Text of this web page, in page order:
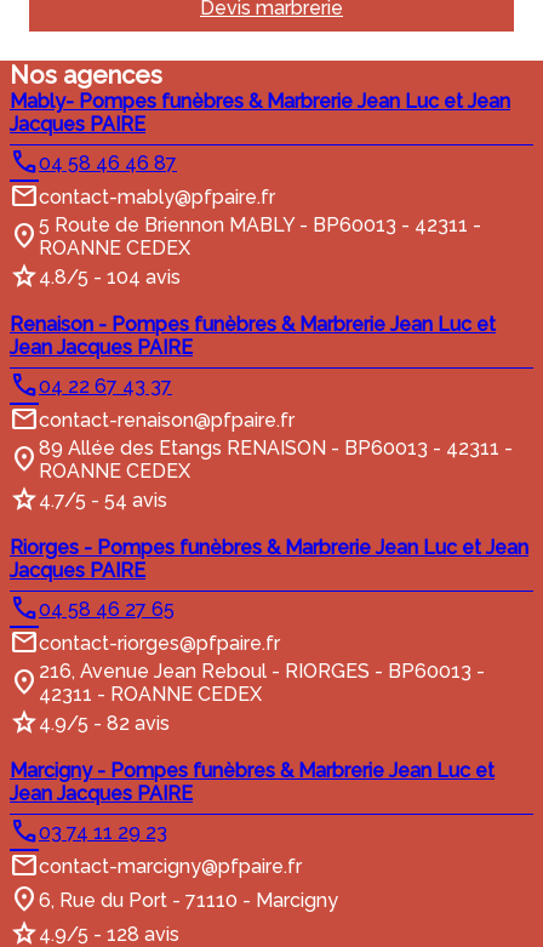
Devis marbrerie
Nos agences
Mably- Pompes funèbres & Marbrerie Jean Luc et Jean
Jacques PAIRE
04 58 46 46 87
contact-mably@pfpaire.fr
5 Route de Briennon MABLY - BP60013 - 42311 -
ROANNE CEDEX
4.8/5 - 104 avis
Renaison - Pompes funèbres & Marbrerie Jean Luc et
Jean Jacques PAIRE
04 22 67 43 37
contact-renaison@pfpaire.fr
89 Allée des Etangs RENAISON - BP60013 - 42311 -
ROANNE CEDEX
4.7/5 - 54 avis
Riorges - Pompes funèbres & Marbrerie Jean Luc et Jean
Jacques PAIRE
04 58 46 27 65
contact-riorges@pfpaire.fr
216, Avenue Jean Reboul - RIORGES - BP60013 -
42311 - ROANNE CEDEX
4.9/5 - 82 avis
Marcigny - Pompes funèbres & Marbrerie Jean Luc et
Jean Jacques PAIRE
03 74 11 29 23
contact-marcigny@pfpaire.fr
6, Rue du Port - 71110 - Marcigny
4.9/5 - 128 avis